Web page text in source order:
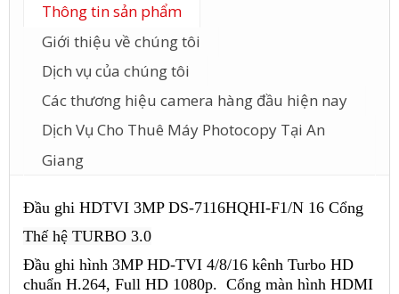
Thông tin sản phẩm
Giới thiệu về chúng tôi
Dịch vụ của chúng tôi
Các thương hiệu camera hàng đầu hiện nay
Dịch Vụ Cho Thuê Máy Photocopy Tại An
Giang
Đầu ghi HDTVI 3MP DS-7116HQHI-F1/N 16 Cổng
Thế hệ TURBO 3.0
Đầu ghi hình 3MP HD-TVI 4/8/16 kênh Turbo HD
chuẩn H.264, Full HD 1080p. Cổng màn hình HDMI